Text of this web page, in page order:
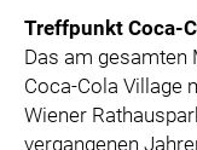
Treffpunkt Coca-
Das am gesamten
Coca-Cola Village
Wiener
vergangenen